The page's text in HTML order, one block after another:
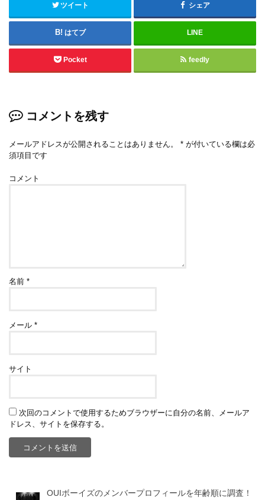
ツイート シェア
はてブ LINE
Pocket feedly
コメントを残す
メールアドレスが公開されることはありません。 * が付いている欄は必
須項目です
コメント
名前*
メール*
サイト
次回のコメントで使用するためブラウザーに自分の名前、メールア
ドレス、サイトを保存する。
OUIボーイズのメンバープロフィールを年齢順に調査！